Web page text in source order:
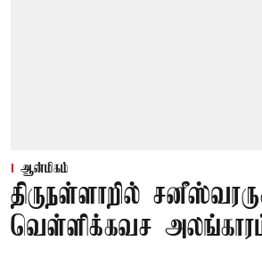
ஆன்மிகம்
திருநள்ளாறில்
வெள்ளிக்கவச